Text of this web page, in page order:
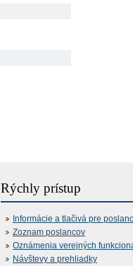
Rýchly prístup
Informácie a tlačivá pre
Zoznam poslancov
Oznámenia verejných
Návštevy a prehliadky